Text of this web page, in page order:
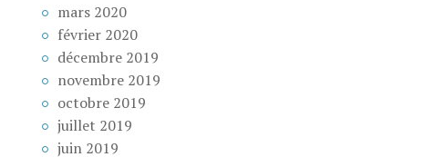
mars 2020
février 2020
décembre 2019
novembre 2019
octobre 2019
juillet 2019
juin 2019